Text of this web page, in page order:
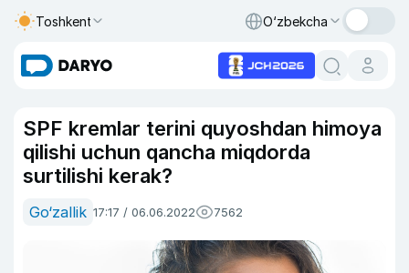
Toshkent O‘zbekcha
SPF kremlar terini quyoshdan himoya
qilishi uchun qancha miqdorda
surtilishi kerak?
Go‘zallik 17:17 / 06.06.2022 7562